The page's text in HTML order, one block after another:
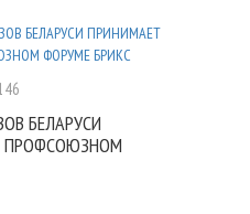
БЕЛАРУСИ
ПРОФСОЮЗНОМ